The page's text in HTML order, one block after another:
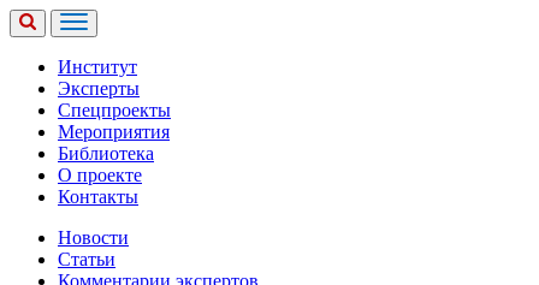
Институт
Эксперты
Спецпроекты
Мероприятия
Библиотека
О проекте
Контакты
Новости
Статьи
Комментарии экспертов